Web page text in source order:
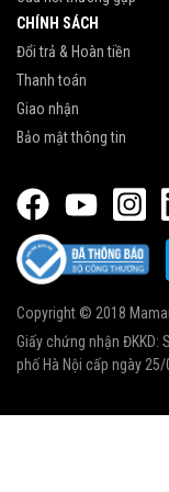
CHÍNH SÁCH
Đổi trả & Hoàn tiền
Thanh toán
Giao nhận
Bảo mật thông tin
Copyright © 2018
Giấy chứng nhận ĐKKD:
phố Hà Nội cấp ngày 25/